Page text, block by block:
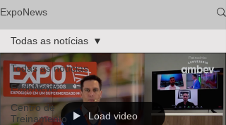
ExpoNews
Todas as notícias
ExpoNews
Centro de
Treinamento
Todas as notícias
Load video